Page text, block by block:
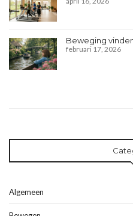
Beweging
februari 17, 2026
Algemeen